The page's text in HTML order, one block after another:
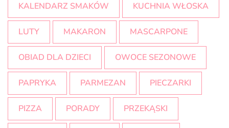
KALENDARZ SMAKÓW KUCHNIA WŁOSKA
LUTY MAKARON MASCARPONE
OBIAD DLA DZIECI OWOCE SEZONOWE
PAPRYKA PARMEZAN PIECZARKI
PIZZA PORADY PRZEKĄSKI